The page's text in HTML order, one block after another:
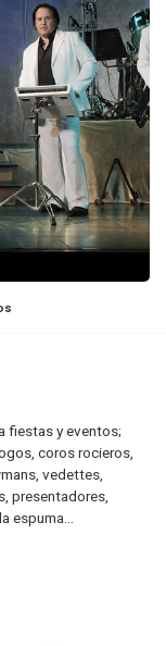
fiestas y eventos;
coros rocieros,
vedettes,
presentadores,